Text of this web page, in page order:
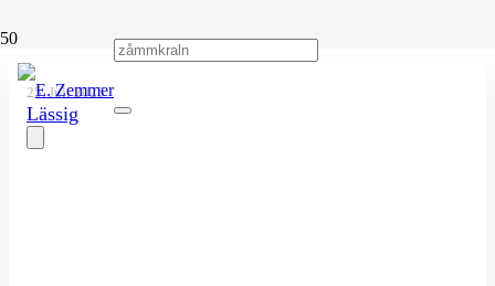
25. Juli 2025
Lässig